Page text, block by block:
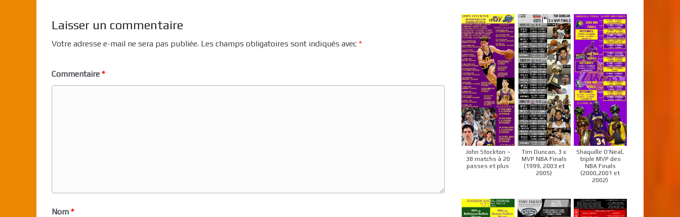
Laisser un commentaire
Votre adresse e-mail ne sera pas publiée. Les champs obligatoires sont indiqués avec *
Commentaire *
Nom *
John Stockton –
38 matchs à 20
passes et plus
Tim Duncan, 3 x
MVP NBA Finals
(1999, 2003 et
2005)
Shaquille O’Neal,
triple MVP des
NBA Finals
(2000,2001 et
2002)